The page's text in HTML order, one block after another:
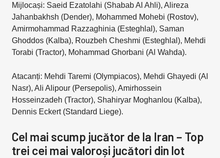
Mijlocași: Saeid Ezatolahi (Shabab Al Ahli), Alireza
Jahanbakhsh (Dender), Mohammed Mohebi (Rostov),
Amirmohammad Razzaghinia (Esteghlal), Saman
Ghoddos (Kalba), Rouzbeh Cheshmi (Esteghlal), Mehdi
Torabi (Tractor), Mohammad Ghorbani (Al Wahda).
Atacanți: Mehdi Taremi (Olympiacos), Mehdi Ghayedi (Al
Nasr), Ali Alipour (Persepolis), Amirhossein
Hosseinzadeh (Tractor), Shahiryar Moghanlou (Kalba),
Dennis Eckert (Standard Liege).
Cel mai scump jucător de la Iran – Top
trei cei mai valoroși jucători din lot